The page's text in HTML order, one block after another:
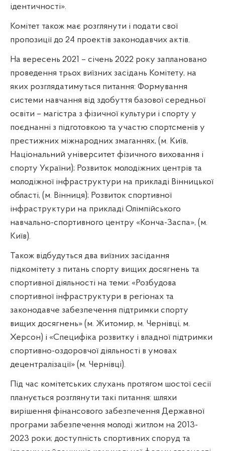
ідентичності».
Комітет також має розглянути і подати свої
пропозиції до 24 проектів законодавчих актів.
На вересень 2021 – січень 2022 року заплановано
проведення трьох виїзних засідань Комітету, на
яких розглядатимуться питання: Формування
системи навчання від здобуття базової середньої
освіти – магістра з фізичної культури і спорту у
поєднанні з підготовкою та участю спортсменів у
престижних міжнародних змаганнях, (м. Київ,
Національний університет фізичного виховання і
спорту України); Розвиток молодіжних центрів та
молодіжної інфраструктури на прикладі Вінницької
області, (м. Вінниця); Розвиток спортивної
інфраструктури на прикладі Олімпійського
навчально-спортивного центру «Конча-Заспа», (м.
Київ).
Також відбудуться два виїзних засідання
підкомітету з питань спорту вищих досягнень та
спортивної діяльності на теми: «Розбудова
спортивної інфраструктури в регіонах та
законодавче забезпечення підтримки спорту
вищих досягнень» (м. Житомир, м. Чернівці, м.
Херсон) і «Специфіка розвитку і владної підтримки
спортивно-оздоровчої діяльності в умовах
децентралізації» (м. Чернівці).
Під час комітетських слухань протягом шостої сесії
планується розглянути такі питання: шляхи
вирішення фінансового забезпечення Державної
програми забезпечення молоді житлом на 2013-
2023 роки; доступність спортивних споруд та